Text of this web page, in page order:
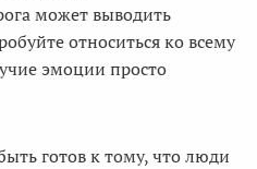
может выводить
относиться ко всему
эмоции просто
готов к тому, что люди